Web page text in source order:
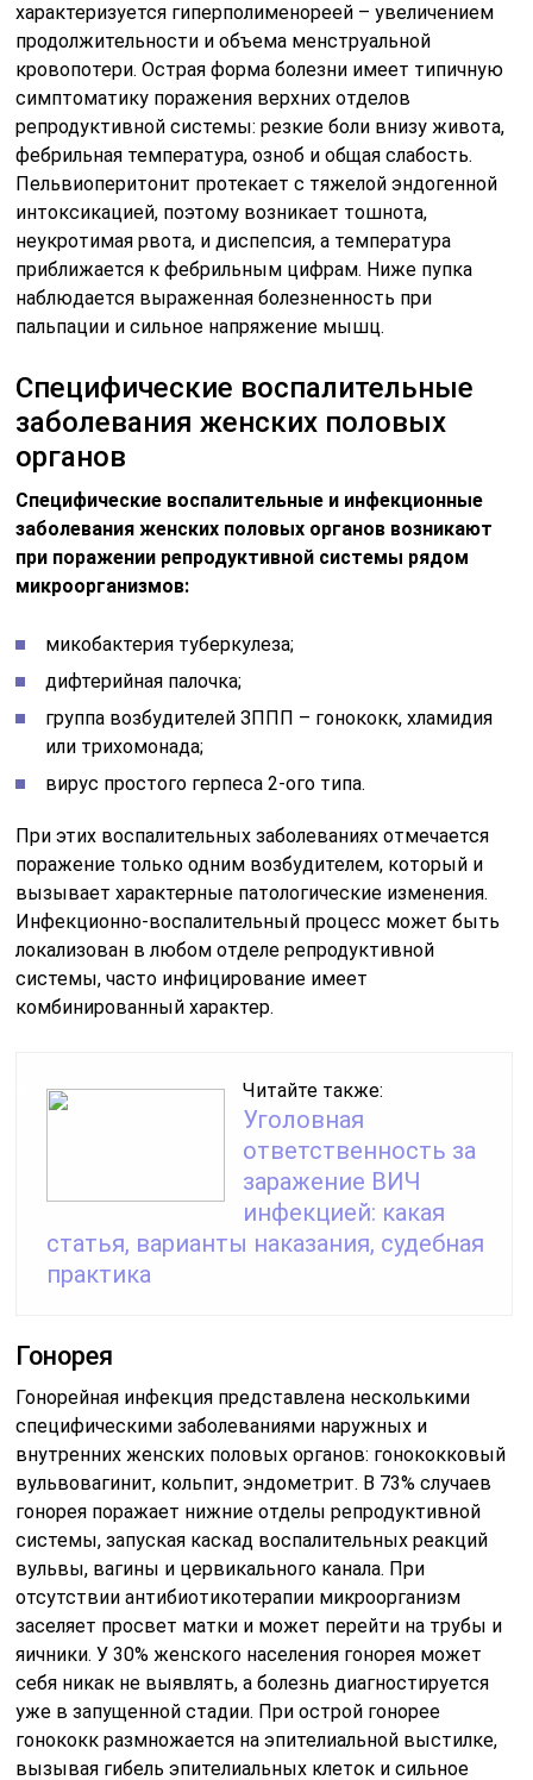
характеризуется гиперполименореей – увеличением
продолжительности и объема менструальной
кровопотери. Острая форма болезни имеет типичную
симптоматику поражения верхних отделов
репродуктивной системы: резкие боли внизу живота,
фебрильная температура, озноб и общая слабость.
Пельвиоперитонит протекает с тяжелой эндогенной
интоксикацией, поэтому возникает тошнота,
неукротимая рвота, и диспепсия, а температура
приближается к фебрильным цифрам. Ниже пупка
наблюдается выраженная болезненность при
пальпации и сильное напряжение мышц.
Специфические воспалительные
заболевания женских половых
органов
Специфические воспалительные и инфекционные
заболевания женских половых органов возникают
при поражении репродуктивной системы рядом
микроорганизмов:
микобактерия туберкулеза;
дифтерийная палочка;
группа возбудителей ЗППП – гонококк, хламидия
или трихомонада;
вирус простого герпеса 2-ого типа.
При этих воспалительных заболеваниях отмечается
поражение только одним возбудителем, который и
вызывает характерные патологические изменения.
Инфекционно-воспалительный процесс может быть
локализован в любом отделе репродуктивной
системы, часто инфицирование имеет
комбинированный характер.
Читайте также:
Уголовная
ответственность за
заражение ВИЧ
инфекцией: какая
статья, варианты наказания, судебная
практика
Гонорея
Гонорейная инфекция представлена несколькими
специфическими заболеваниями наружных и
внутренних женских половых органов: гонококковый
вульвовагинит, кольпит, эндометрит. В 73% случаев
гонорея поражает нижние отделы репродуктивной
системы, запуская каскад воспалительных реакций
вульвы, вагины и цервикального канала. При
отсутствии антибиотикотерапии микроорганизм
заселяет просвет матки и может перейти на трубы и
яичники. У 30% женского населения гонорея может
себя никак не выявлять, а болезнь диагностируется
уже в запущенной стадии. При острой гонорее
гонококк размножается на эпителиальной выстилке,
вызывая гибель эпителиальных клеток и сильное